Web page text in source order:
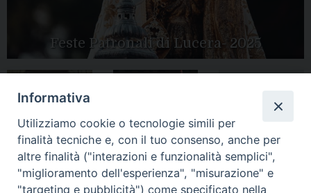
Feste Patronali di Lucera- 2025
Apertura Anno
Giubilare 2025
Peregrinatio
Mariae in Diocesi
Tutte le gallery
Informativa
Utilizziamo cookie o tecnologie simili per
finalità tecniche e, con il tuo consenso, anche per
altre finalità ("interazioni e funzionalità semplici",
"miglioramento dell'esperienza", "misurazione" e
"targeting e pubblicità") come specificato nella